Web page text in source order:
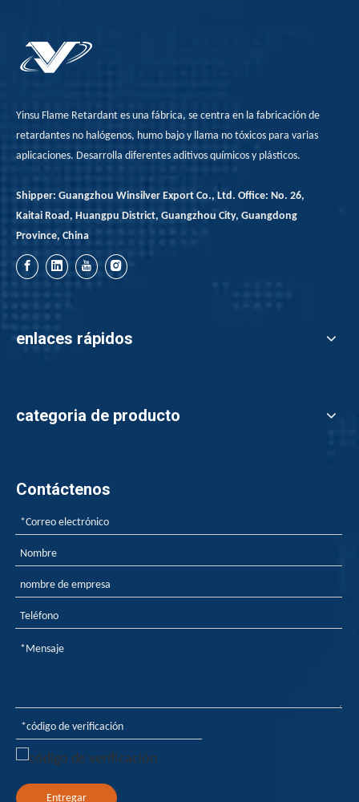
Yinsu Flame Retardant es una fábrica, se centra en la fabricación de
retardantes no halógenos, humo bajo y llama no tóxicos para varias
aplicaciones. Desarrolla diferentes aditivos químicos y plásticos.
Shipper: Guangzhou Winsilver Export Co., Ltd. Office: No. 26,
Kaitai Road, Huangpu District, Guangzhou City, Guangdong
Province, China
enlaces rápidos
categoria de producto
Contáctenos
Entregar